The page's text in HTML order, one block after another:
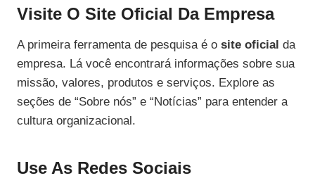
Visite O Site Oficial Da Empresa
A primeira ferramenta de pesquisa é o site oficial da
empresa. Lá você encontrará informações sobre sua
missão, valores, produtos e serviços. Explore as
seções de “Sobre nós” e “Notícias” para entender a
cultura organizacional.
Use As Redes Sociais